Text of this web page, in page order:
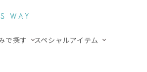
で探す スペシャルアイテム